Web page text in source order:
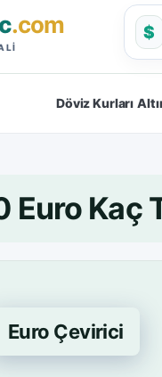
.com $
Döviz Kurları
Euro Kaç
Euro Çevirici